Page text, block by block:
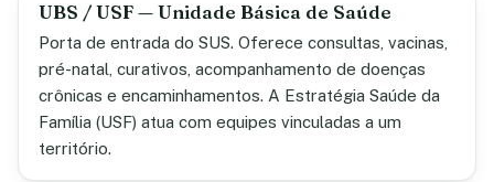
UBS / USF — Unidade Básica de Saúde
Porta de entrada do SUS. Oferece consultas, vacinas,
pré-natal, curativos, acompanhamento de doenças
crônicas e encaminhamentos. A Estratégia Saúde da
Família (USF) atua com equipes vinculadas a um
território.